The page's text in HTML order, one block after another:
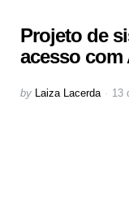
Projeto de
acesso
Posted
by Laiza Lacerda 13